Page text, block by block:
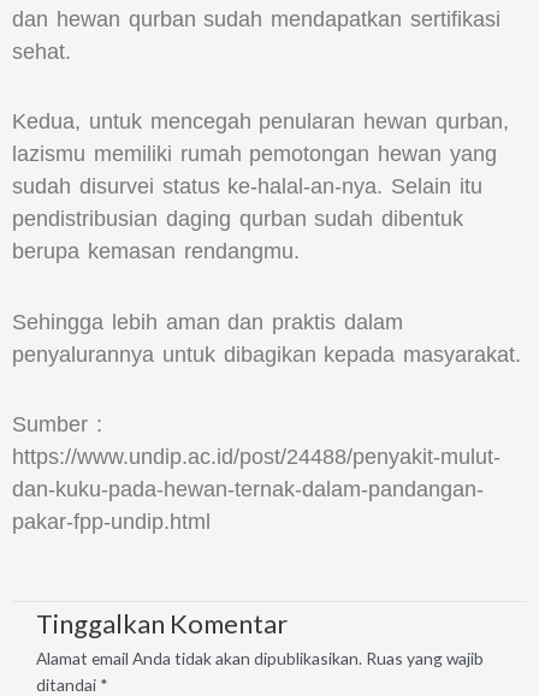
dan hewan qurban sudah mendapatkan sertifikasi
sehat.
Kedua, untuk mencegah penularan hewan qurban,
lazismu memiliki rumah pemotongan hewan yang
sudah disurvei status ke-halal-an-nya. Selain itu
pendistribusian daging qurban sudah dibentuk
berupa kemasan rendangmu.
Sehingga lebih aman dan praktis dalam
penyalurannya untuk dibagikan kepada masyarakat.
Sumber :
https://www.undip.ac.id/post/24488/penyakit-mulut-
dan-kuku-pada-hewan-ternak-dalam-pandangan-
pakar-fpp-undip.html
Tinggalkan Komentar
Alamat email Anda tidak akan dipublikasikan. Ruas yang wajib
ditandai *